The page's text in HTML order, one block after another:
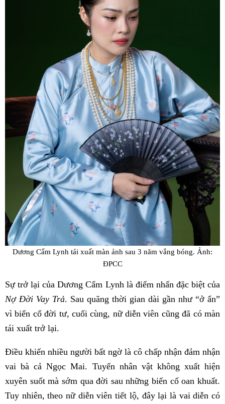
Dương Cẩm Lynh tái xuất màn ảnh sau 3 năm vắng bóng. Ảnh:
ĐPCC
Sự trở lại của Dương Cẩm Lynh là điểm nhấn đặc biệt của
Nợ Đời Vay Trả. Sau quãng thời gian dài gần như “ở ẩn”
vì biến cố đời tư, cuối cùng, nữ diễn viên cũng đã có màn
tái xuất trở lại.
Điều khiến nhiều người bất ngờ là cô chấp nhận đảm nhận
vai bà cả Ngọc Mai. Tuyến nhân vật không xuất hiện
xuyên suốt mà sớm qua đời sau những biến cố oan khuất.
Tuy nhiên, theo nữ diễn viên tiết lộ, đây lại là vai diễn có